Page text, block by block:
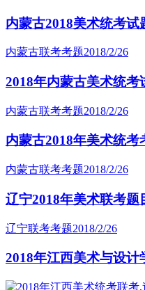
内蒙古2018美术统考试
内蒙古联考考题2018/2/26
2018年内蒙古美术统考
内蒙古联考考题2018/2/26
内蒙古2018年美术统考
内蒙古联考考题2018/2/26
辽宁2018年美术联考题
辽宁联考考题2018/2/26
2018年江西美术与设